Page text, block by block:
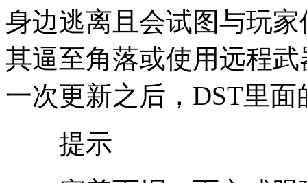
身边逃离且会试图与玩
其逼至角落或使用远程
一次更新之后，DST里
提示